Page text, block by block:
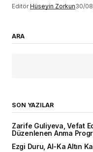
Editör Hüseyin Zorkun30/
ARA
SON YAZILAR
Zarife Guliyeva, Vefat
Düzenlenen Anma
Ezgi Duru, Al-Ka Altın